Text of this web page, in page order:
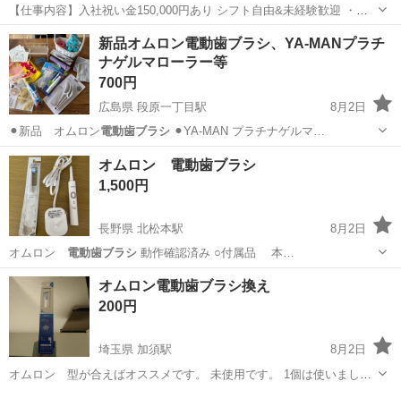
【仕事内容】入社祝い金150,000円あり シフト自由&未経験歓迎
・直
行直帰OK ・一部車・自転車・バイク通勤OK ・週1～OK ・日払い・
週払いOK、現金手渡しも可能です! <仕事内容> 建築・土木工事現場
で...
アルバイト・パート
新品オムロン電動歯ブラシ、YA-MANプラチ
ナゲルマローラー等
700円
広島県 段原一丁目駅
8月2日
⚫︎新品 オムロン電動歯ブラシ⚫︎YA-MAN プラチナゲルマ…
広島 広島市 段原一丁目駅 その他
オムロン 電動歯ブラシ
1,500円
長野県 北松本駅
8月2日
オムロン 電動歯ブラシ 動作確認済み ○付属品 本…
長野 松本市 北松本駅 美容家電 電動歯ブラシ
オムロン電動歯ブラシ換え
200円
埼玉県 加須駅
8月2日
オムロン 型が合えばオススメです。 未使用です。 1個は使いまし